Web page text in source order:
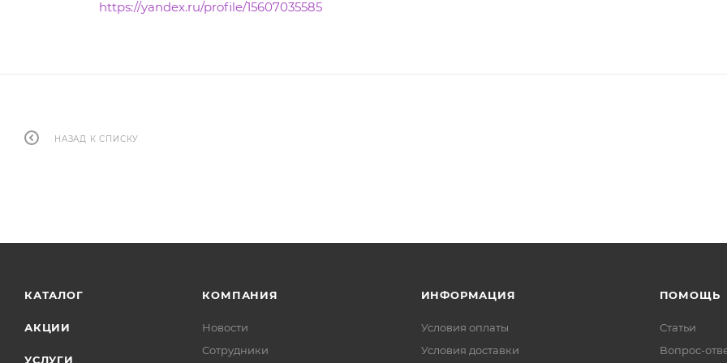
https://yandex.ru/profile/15607035585
НАЗАД К СПИСКУ
КАТАЛОГ
АКЦИИ
УСЛУГИ
КОМПАНИЯ
Новости
Сотрудники
ИНФОРМАЦИЯ
Условия оплаты
Условия доставки
ПОМОЩЬ
Статьи
Вопрос-